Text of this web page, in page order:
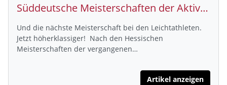
Süddeutsche Meisterschaften der Aktiven und Jugend U18 – 2 x GOLD für Athletinnen des Hünfelder SV
Und die nächste Meisterschaft bei den Leichtathleten.
Jetzt höherklassiger! Nach den Hessischen
Meisterschaften der vergangenen…
Artikel anzeigen